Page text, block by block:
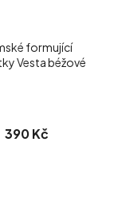
formující
Vesta béžové
390 Kč